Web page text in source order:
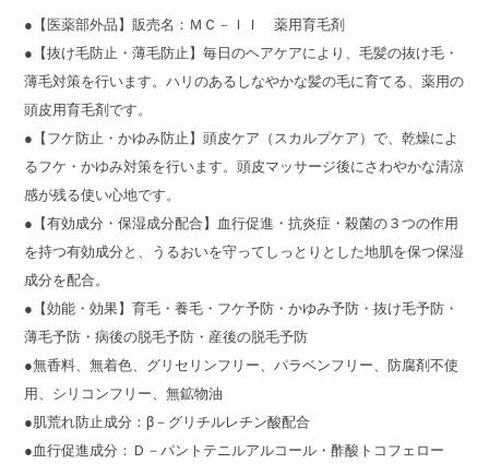
●【医薬部外品】販売名：ＭＣ－ＩＩ 薬用育毛剤
●【抜け毛防止・薄毛防止】毎日のヘアケアにより、毛髪の抜け毛・
薄毛対策を行います。ハリのあるしなやかな髪の毛に育てる、薬用の
頭皮用育毛剤です。
●【フケ防止・かゆみ防止】頭皮ケア（スカルプケア）で、乾燥によ
るフケ・かゆみ対策を行います。頭皮マッサージ後にさわやかな清涼
感が残る使い心地です。
●【有効成分・保湿成分配合】血行促進・抗炎症・殺菌の３つの作用
を持つ有効成分と、うるおいを守ってしっとりとした地肌を保つ保湿
成分を配合。
●【効能・効果】育毛・養毛・フケ予防・かゆみ予防・抜け毛予防・
薄毛予防・病後の脱毛予防・産後の脱毛予防
●無香料、無着色、グリセリンフリー、パラベンフリー、防腐剤不使
用、シリコンフリー、無鉱物油
●肌荒れ防止成分：β－グリチルレチン酸配合
●血行促進成分：Ｄ－パントテニルアルコール・酢酸トコフェロー